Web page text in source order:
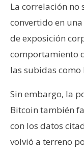
La correlación no
convertido en
de exposición
comportamiento
las subidas
Sin embargo, la
Bitcoin también
con los datos
volvió a terreno